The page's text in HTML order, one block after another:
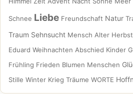
Schnee Liebe Freundschaft Natur
Traum Sehnsucht Mensch Alter Herbst
Eduard Weihnachten Abschied Kinder
Frühling Frieden Blumen Menschen
Stille Winter Krieg Träume WORTE